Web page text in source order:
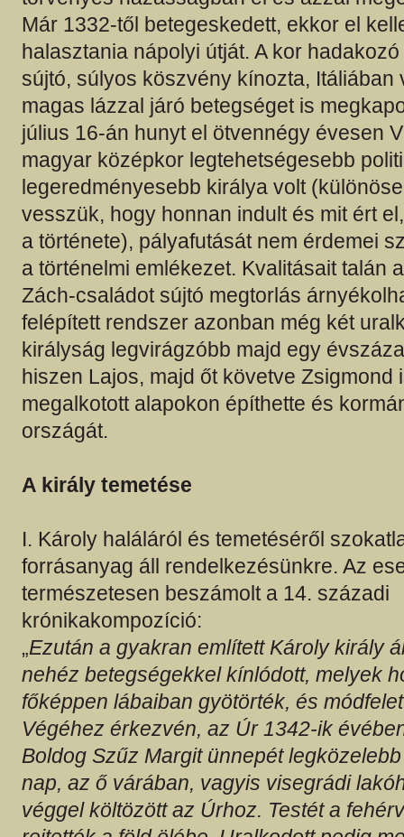
Már 1332-től betegeskedett, ekkor el
halasztania nápolyi útját. A kor
sújtó, súlyos köszvény kínozta, Itáliában
magas lázzal járó betegséget is
július 16-án hunyt el ötvennégy évesen
magyar középkor legtehetségesebb
legeredményesebb királya volt
vesszük, hogy honnan indult és mit ért
a története), pályafutását nem érdemei
a történelmi emlékezet. Kvalitásait talán
Zách-családot sújtó megtorlás
felépített rendszer azonban még két
királyság legvirágzóbb majd egy
hiszen Lajos, majd őt követve Zsigmond
megalkotott alapokon építhette és
országát.
A király temetése
I. Károly haláláról és temetéséről
forrásanyag áll rendelkezésünkre. Az
természetesen beszámolt a 14. századi
krónikakompozíció:
„Ezután a gyakran említett Károly király
nehéz betegségekkel kínlódott, melyek
főképpen lábaiban gyötörték, és
Végéhez érkezvén, az Úr 1342-ik
Boldog Szűz Margit ünnepét
nap, az ő várában, vagyis visegrádi
véggel költözött az Úrhoz. Testét a